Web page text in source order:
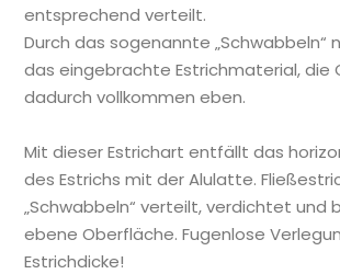
entsprechend verteilt.
Durch das sogenannte „Schwabbeln“
das eingebrachte Estrichmaterial, die
dadurch vollkommen eben.
Mit dieser Estrichart entfällt das
des Estrichs mit der Alulatte.
„Schwabbeln“ verteilt, verdichtet und
ebene Oberfläche. Fugenlose
Estrichdicke!